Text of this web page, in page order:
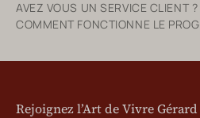
AVEZ VOUS UN SERVICE CLIENT ?
COMMENT FONCTIONNE LE
Rejoignez l’Art de Vivre